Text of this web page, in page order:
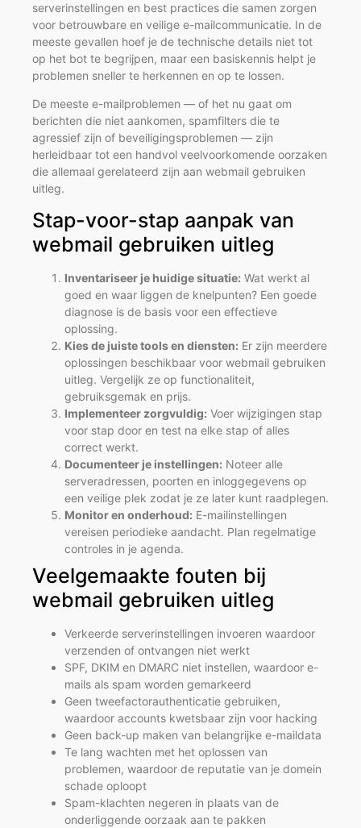
serverinstellingen en best practices die samen zorgen
voor betrouwbare en veilige e-mailcommunicatie. In de
meeste gevallen hoef je de technische details niet tot
op het bot te begrijpen, maar een basiskennis helpt je
problemen sneller te herkennen en op te lossen.
De meeste e-mailproblemen — of het nu gaat om
berichten die niet aankomen, spamfilters die te
agressief zijn of beveiligingsproblemen — zijn
herleidbaar tot een handvol veelvoorkomende oorzaken
die allemaal gerelateerd zijn aan webmail gebruiken
uitleg.
Stap-voor-stap aanpak van
webmail gebruiken uitleg
Inventariseer je huidige situatie: Wat werkt al
goed en waar liggen de knelpunten? Een goede
diagnose is de basis voor een effectieve
oplossing.
Kies de juiste tools en diensten: Er zijn meerdere
oplossingen beschikbaar voor webmail gebruiken
uitleg. Vergelijk ze op functionaliteit,
gebruiksgemak en prijs.
Implementeer zorgvuldig: Voer wijzigingen stap
voor stap door en test na elke stap of alles
correct werkt.
Documenteer je instellingen: Noteer alle
serveradressen, poorten en inloggegevens op
een veilige plek zodat je ze later kunt raadplegen.
Monitor en onderhoud: E-mailinstellingen
vereisen periodieke aandacht. Plan regelmatige
controles in je agenda.
Veelgemaakte fouten bij
webmail gebruiken uitleg
Verkeerde serverinstellingen invoeren waardoor
verzenden of ontvangen niet werkt
SPF, DKIM en DMARC niet instellen, waardoor e-
mails als spam worden gemarkeerd
Geen tweefactorauthenticatie gebruiken,
waardoor accounts kwetsbaar zijn voor hacking
Geen back-up maken van belangrijke e-maildata
Te lang wachten met het oplossen van
problemen, waardoor de reputatie van je domein
schade oploopt
Spam-klachten negeren in plaats van de
onderliggende oorzaak aan te pakken